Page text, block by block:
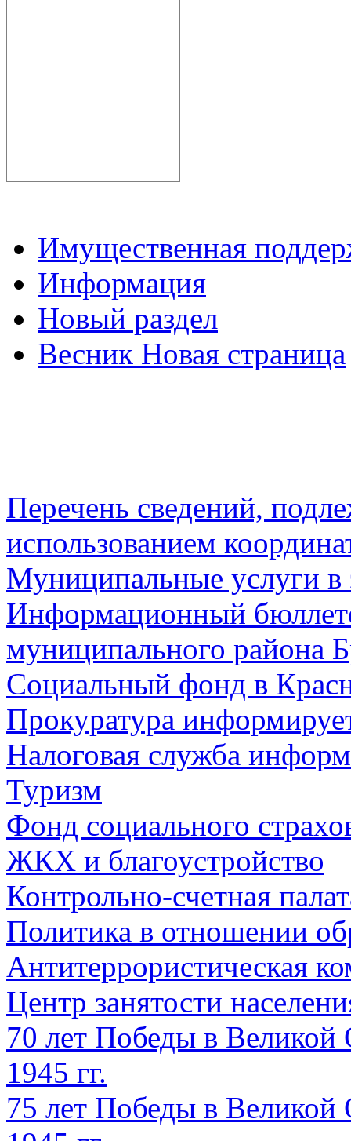
Имущественная
Информация
Новый раздел
Весник Новая страница
Перечень сведений,
использованием
Муниципальные услуги в
Информационный
муниципального района
Социальный фонд в
Прокуратура
Налоговая служба
Туризм
Фонд социального
ЖКХ и благоустройство
Контрольно-счетная
Политика в отношении
Антитеррористическая
Центр занятости
70 лет Победы в Великой
1945 гг.
75 лет Победы в Великой